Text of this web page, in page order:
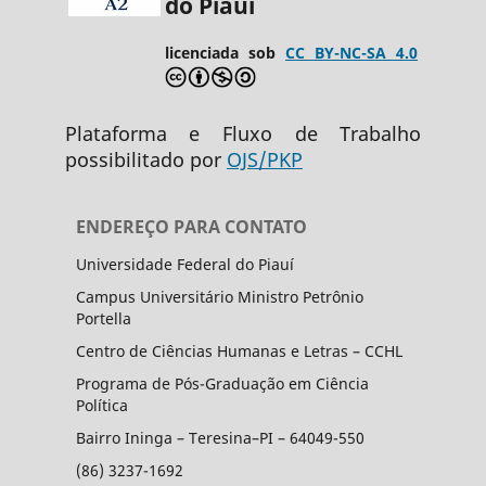
licenciada sob CC BY-NC-SA 4.0
Plataforma e Fluxo de Trabalho
possibilitado por OJS/PKP
ENDEREÇO PARA CONTATO
Universidade Federal do Piauí
Campus Universitário Ministro Petrônio
Portella
Centro de Ciências Humanas e Letras – CCHL
Programa de Pós-Graduação em Ciência
Política
Bairro Ininga – Teresina–PI – 64049-550
(86) 3237-1692